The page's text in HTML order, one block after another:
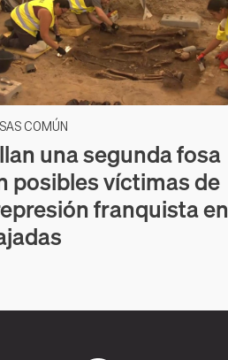
COMÚN
una segunda fosa
posibles víctimas de
franquista en